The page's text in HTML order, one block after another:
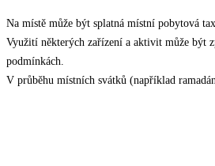
Na místě může být splatná místní pobytová
Využití některých zařízení a aktivit může být
podmínkách.
V průběhu místních svátků (například